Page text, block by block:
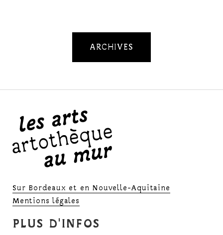
ARCHIVES
Sur Bordeaux et en Nouvelle-Aquitaine
Mentions légales
PLUS D'INFOS